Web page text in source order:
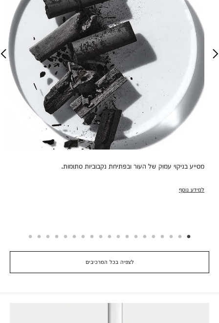
מסייע בניקוי עמוק של העור ובפתיחת נקבוביות סתומות.
למידע נוסף
לצפיה בכל המרכיבים